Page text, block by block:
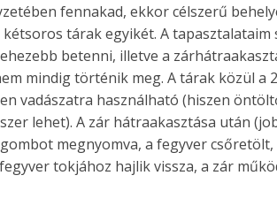
fennakad, ekkor célszerű
tárak egyikét. A
betenni, illetve a
mindig történik meg. A tárak közül a
vadászatra használható (hiszen
lehet). A zár hátraakasztása után
megnyomva, a fegyver csőretölt,
tokjához hajlik vissza, a zár